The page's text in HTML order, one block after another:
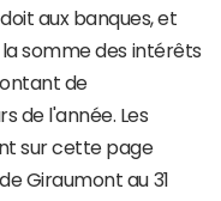
aux banques, et
la somme des intérêts
de
de l'année. Les
sur cette page
Giraumont au 31